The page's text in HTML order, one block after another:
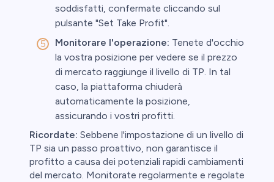
soddisfatti, confermate cliccando sul
pulsante "Set Take Profit".
Monitorare l'operazione: Tenete d'occhio
la vostra posizione per vedere se il prezzo
di mercato raggiunge il livello di TP. In tal
caso, la piattaforma chiuderà
automaticamente la posizione,
assicurando i vostri profitti.
Ricordate: Sebbene l'impostazione di un livello di
TP sia un passo proattivo, non garantisce il
profitto a causa dei potenziali rapidi cambiamenti
del mercato. Monitorate regolarmente e regolate